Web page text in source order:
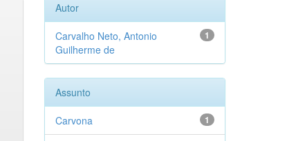
Autor
1
Carvalho Neto, Antonio
Guilherme de
Assunto
1
Carvona